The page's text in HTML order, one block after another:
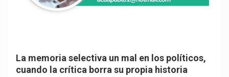
La memoria selectiva un mal en los políticos,
cuando la crítica borra su propia historia